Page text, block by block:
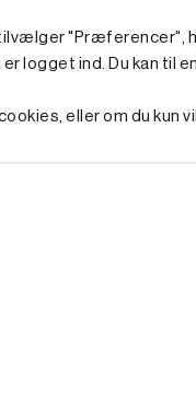
"Præferencer",
logget ind. Du kan
eller om du kun